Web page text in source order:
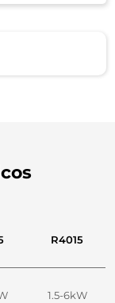
R4015
1.5-6kW